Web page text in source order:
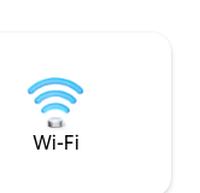
minutna plovidba,
Izađite na
pored objekta uz
Wi-Fi